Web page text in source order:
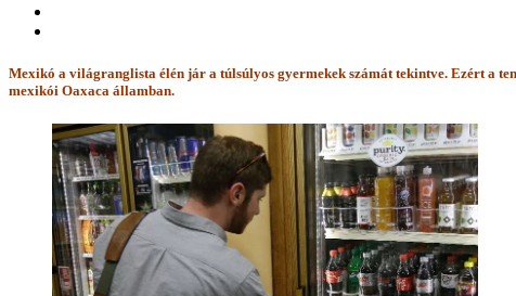
Mexikó a világranglista élén jár a túlsúlyos gyermekek számát tekintve. Ezért a
mexikói Oaxaca államban.